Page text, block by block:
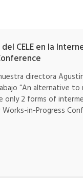
CELE en la
directora
“An alternative to
only 2 forms of
in-Progress